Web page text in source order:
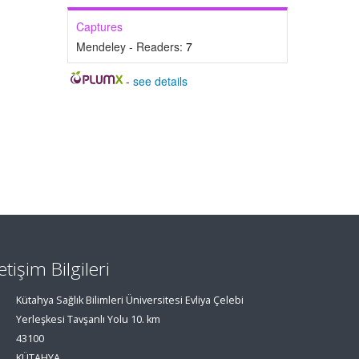
Captures
Mendeley - Readers: 7
-see details
Bilgileri
Kütahya Sağlık Bilimleri Üniversitesi Evliya Çelebi
Yerleşkesi Tavşanlı Yolu 10. km
43100